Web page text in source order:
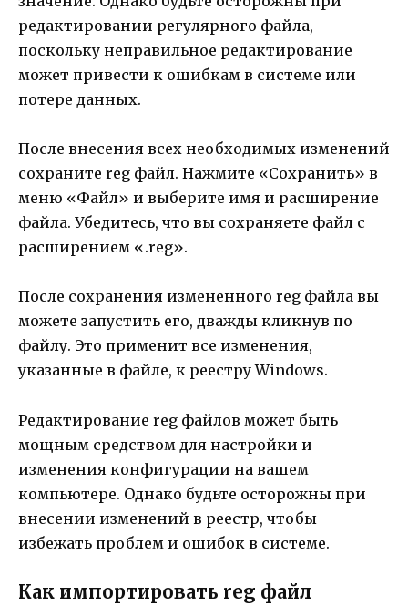
редактировании регулярного файла,
поскольку неправильное редактирование
может привести к ошибкам в системе или
потере данных.
После внесения всех необходимых изменений
сохраните reg файл. Нажмите «Сохранить» в
меню «Файл» и выберите имя и расширение
файла. Убедитесь, что вы сохраняете файл с
расширением «.reg».
После сохранения измененного reg файла вы
можете запустить его, дважды кликнув по
файлу. Это применит все изменения,
указанные в файле, к реестру Windows.
Редактирование reg файлов может быть
мощным средством для настройки и
изменения конфигурации на вашем
компьютере. Однако будьте осторожны при
внесении изменений в реестр, чтобы
избежать проблем и ошибок в системе.
Как импортировать reg файл